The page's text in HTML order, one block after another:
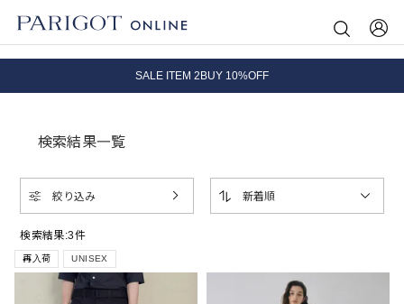
8.5 wedに会員プログラムが生まれ変わります！
SALE ITEM 2BUY 10%OFF
8.5 wedに会員プログラムが生まれ変わります！
検索結果一覧
検索結果:3件
絞り込み 新着順
再入荷 UNISEX